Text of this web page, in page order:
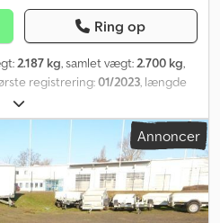
Ring op
2.187 kg, samlet vægt:2.700 kg,
registrering:01/2023, længde
mm, total højde:2.785 mm, A48
STEMA, type SySTEMA ST 27-
Premium 150 cm
totalvægt: 2.700 kg, med
Ankock Forbehold for fejl
Annoncer